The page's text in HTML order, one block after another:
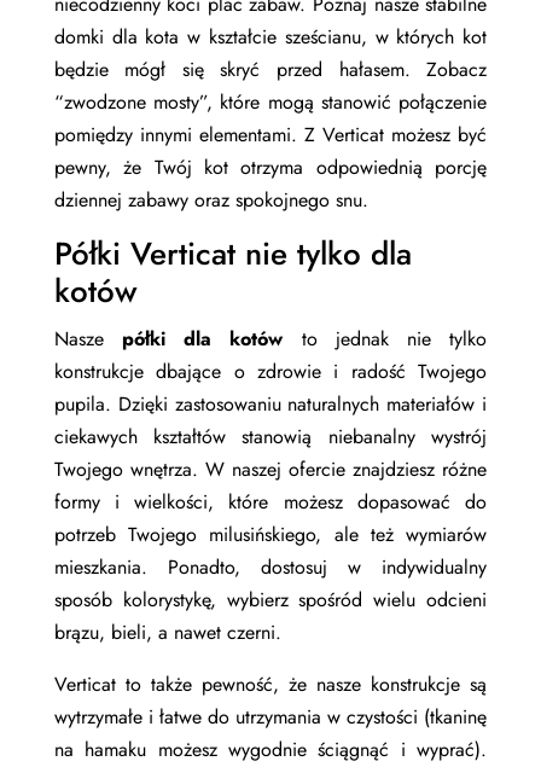
domki dla kota w kształcie sześcianu, w których kot
będzie mógł się skryć przed hałasem. Zobacz
“zwodzone mosty”, które mogą stanowić połączenie
pomiędzy innymi elementami. ZVerticat możesz być
pewny, że Twój kot otrzyma odpowiednią porcję
dziennej zabawy oraz spokojnego snu.
Półki Verticat nie tylko dla
kotów
Nasze półki dla kotów to jednak nie tylko
konstrukcje dbające o zdrowie i radość Twojego
pupila. Dzięki zastosowaniu naturalnych materiałów i
ciekawych kształtów stanowią niebanalny wystrój
Twojego wnętrza. W naszej ofercie znajdziesz różne
formy i wielkości, które możesz dopasować do
potrzeb Twojego milusińskiego, ale też wymiarów
mieszkania. Ponadto, dostosuj w indywidualny
sposób kolorystykę, wybierz spośród wielu odcieni
brązu, bieli, a nawet czerni.
Verticat to także pewność, że nasze konstrukcje są
wytrzymałe i łatwe do utrzymania w czystości (tkaninę
na hamaku możesz wygodnie ściągnąć i wyprać).